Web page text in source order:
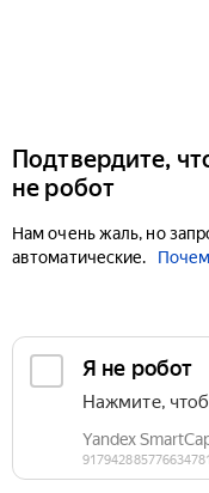
Подтвердите,
не робот
Нам очень жаль, но
автоматические.